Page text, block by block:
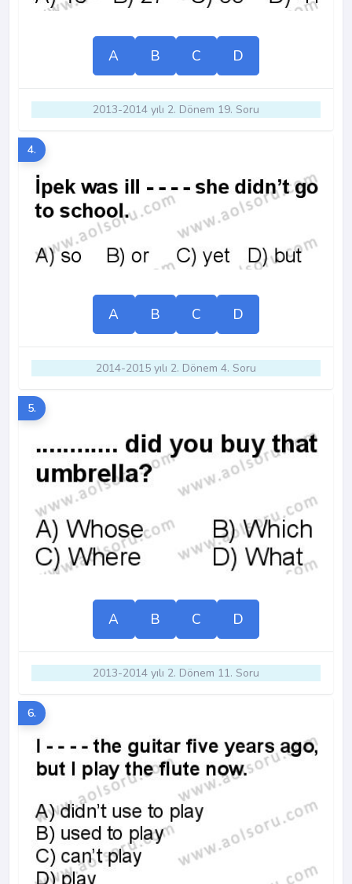
A B C D
2013-2014 yılı 2. Dönem 19. Soru
4.
A B C D
2014-2015 yılı 2. Dönem 4. Soru
5.
A B C D
2013-2014 yılı 2. Dönem 11. Soru
6.